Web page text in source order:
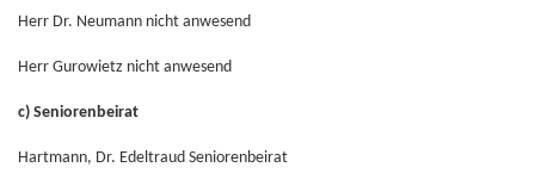
Herr Dr. Neumann nicht anwesend
Herr Gurowietz nicht anwesend
c) Seniorenbeirat
Hartmann, Dr. Edeltraud Seniorenbeirat